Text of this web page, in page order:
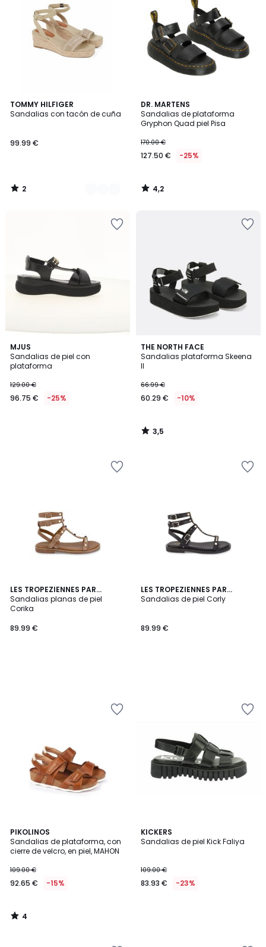
TOMMY HILFIGER
Sandalias con tacón de cuña
99.99 €
2
/
2
Colores
2
/
DR. MARTENS
Sandalias de plataforma
Gryphon Quad piel Pisa
170.00 €
127.50 € -25%
4,2
/ 5
4,2
/
MJUS
Sandalias de piel con
plataforma
129.00 €
96.75 € -25%
THE NORTH FACE
Sandalias plataforma Skeena
II
66.99 €
60.29 € -10%
3,5
/ 5
3,5
/
LES TROPEZIENNES PAR
M.BELARBI
Sandalias planas de piel
Corika
89.99 €
LES TROPEZIENNES PAR
M.BELARBI
Sandalias de piel Corly
89.99 €
PIKOLINOS
Sandalias de plataforma, con
cierre de velcro, en piel, MAHON
109.00 €
92.65 € -15%
4
/
5
4
/
KICKERS
Sandalias de piel Kick Faliya
109.00 €
83.93 € -23%